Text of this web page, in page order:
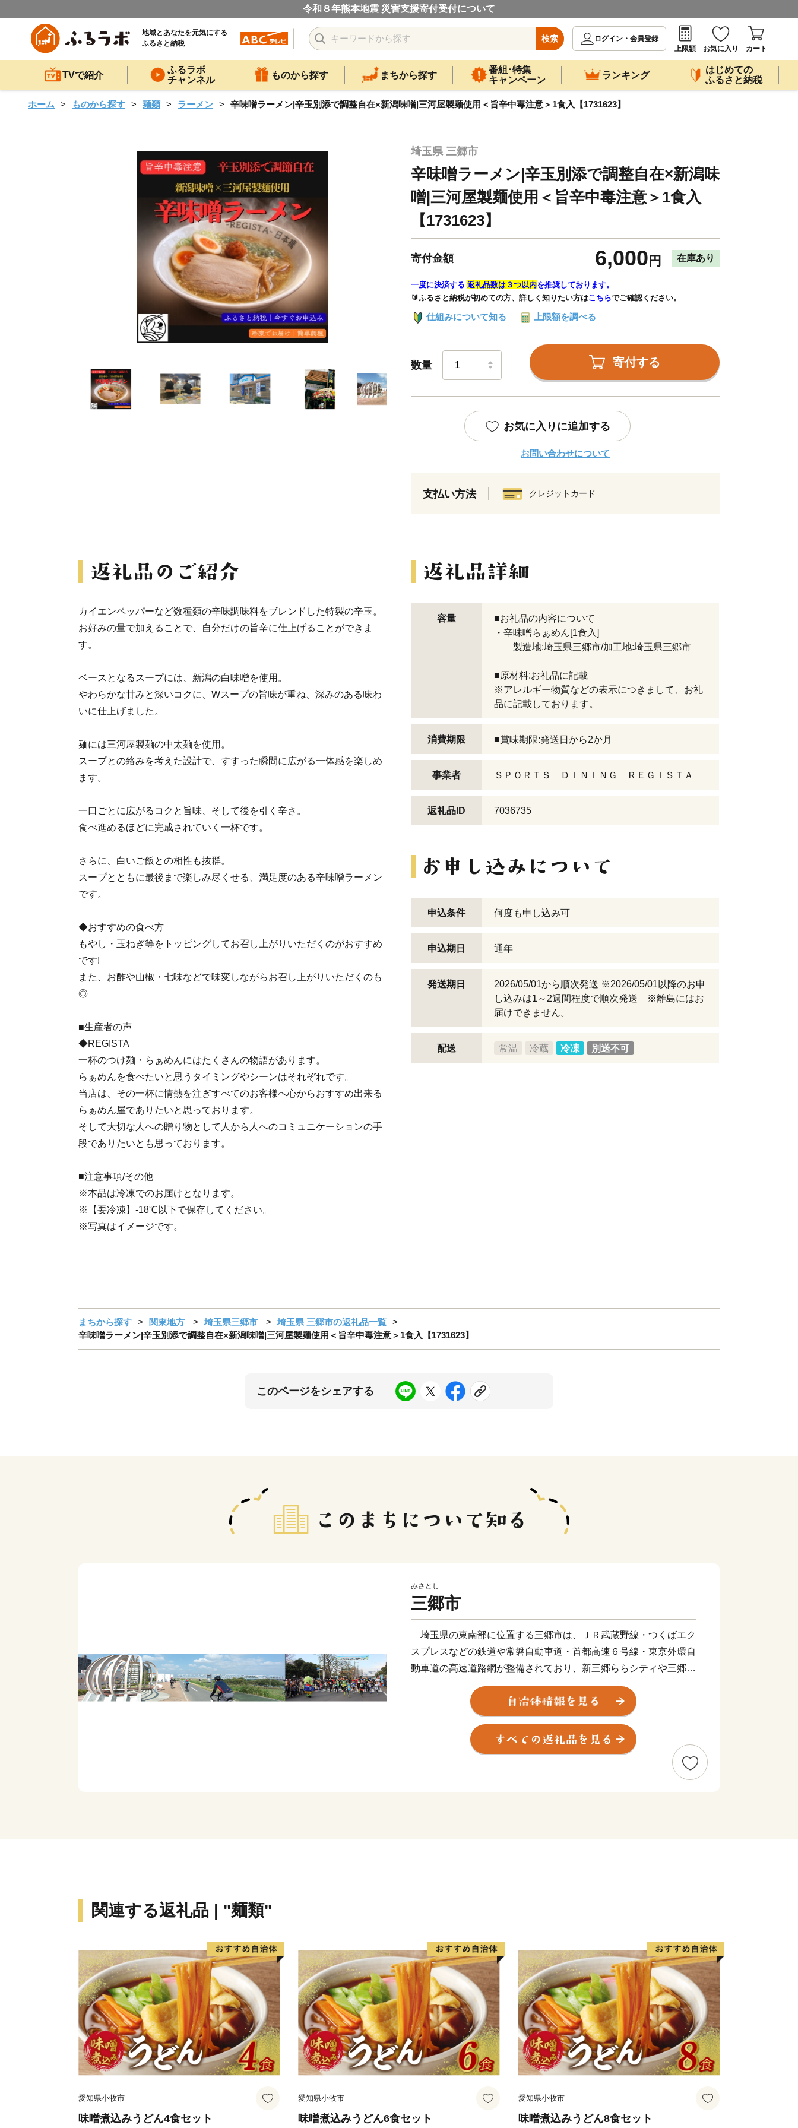
令和８年熊本地震 災害支援寄付受付について
地域とあなたを元気にする
ふるさと納税
検索
ログイン・会員登録
上限額
お気に入り カート
TVで紹介
ふるラボ
チャンネル
ものから探す まちから探す
番組･特集
キャンペーン
ランキング
はじめての
ふるさと納税
ホーム ものから探す 麺類 ラーメン 辛味噌ラーメン|辛玉別添で調整自在×新潟味噌|三河屋製麺使用＜旨辛中毒注意＞1食入【1731623】
埼玉県 三郷市
辛味噌ラーメン|辛玉別添で調整自在×新潟味
噌|三河屋製麺使用＜旨辛中毒注意＞1食入
【1731623】
寄付金額 6,000 円 在庫あり
一度に決済する 返礼品数は３つ以内を推奨しております。
🔰ふるさと納税が初めての方、詳しく知りたい方はこちらでご確認ください。
仕組みについて知る 上限額を調べる
数量 寄付する
お気に入りに追加する
お問い合わせについて
支払い方法 クレジットカード
カイエンペッパーなど数種類の辛味調味料をブレンドした特製の辛玉。
お好みの量で加えることで、自分だけの旨辛に仕上げることができま
す。
ベースとなるスープには、新潟の白味噌を使用。
やわらかな甘みと深いコクに、Wスープの旨味が重ね、深みのある味わ
いに仕上げました。
麺には三河屋製麺の中太麺を使用。
スープとの絡みを考えた設計で、すすった瞬間に広がる一体感を楽しめ
ます。
一口ごとに広がるコクと旨味、そして後を引く辛さ。
食べ進めるほどに完成されていく一杯です。
さらに、白いご飯との相性も抜群。
スープとともに最後まで楽しみ尽くせる、満足度のある辛味噌ラーメン
です。
◆おすすめの食べ方
もやし・玉ねぎ等をトッピングしてお召し上がりいただくのがおすすめ
です!
また、お酢や山椒・七味などで味変しながらお召し上がりいただくのも
◎
■生産者の声
◆REGISTA
一杯のつけ麺・らぁめんにはたくさんの物語があります。
らぁめんを食べたいと思うタイミングやシーンはそれぞれです。
当店は、その一杯に情熱を注ぎすべてのお客様へ心からおすすめ出来る
らぁめん屋でありたいと思っております。
そして大切な人への贈り物として人から人へのコミュニケーションの手
段でありたいとも思っております。
■注意事項/その他
※本品は冷凍でのお届けとなります。
※【要冷凍】-18℃以下で保存してください。
※写真はイメージです。
容量
■お礼品の内容について
・辛味噌らぁめん[1食入]
製造地:埼玉県三郷市/加工地:埼玉県三郷市
■原材料:お礼品に記載
※アレルギー物質などの表示につきまして、お礼
品に記載しております。
消費期限 ■賞味期限:発送日から2か月
事業者 ＳＰＯＲＴＳ ＤＩＮＩＮＧ ＲＥＧＩＳＴＡ
返礼品ID 7036735
申込条件 何度も申し込み可
申込期日 通年
発送期日
2026/05/01から順次発送 ※2026/05/01以降のお申
し込みは1～2週間程度で順次発送 ※離島にはお
届けできません。
配送 常温 冷蔵 冷凍 別送不可
まちから探す 関東地方 埼玉県三郷市
埼玉県 三郷市の返礼品一覧
辛味噌ラーメン|辛玉別添で調整自在×新潟味噌|三河屋製麺使用＜旨辛中毒注意＞1食入【1731623】
このページをシェアする
みさとし
三郷市
埼玉県の東南部に位置する三郷市は、ＪＲ武蔵野線・つくばエク
スプレスなどの鉄道や常磐自動車道・首都高速６号線・東京外環自
動車道の高速道路網が整備されており、新三郷ららシティや三郷中
央地区のまち開き、三郷インターチェンジ周辺の土地区画整理など
により、人口増加と企業進出が進む一方で、豊かな自然に恵まれ、
四季折々の景色を楽しむことができる魅力あふれるまちとして、に
ぎわいを見せています。
三郷市は道路交通網の整備も進んでいます。江戸川に建設中の三
郷流山橋が令和５年度に開通予定であるとともに、常磐自動車道三
ります。
関連する返礼品 | "麺類"
愛知県小牧市
味噌煮込みうどん4食セット
愛知県小牧市
味噌煮込みうどん6食セット
愛知県小牧市
味噌煮込みうどん8食セット